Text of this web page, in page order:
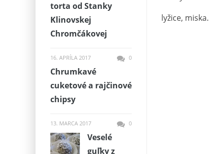
lyžice, miska.
torta od Stanky
Klinovskej
Chromčákovej
16. APRÍLA 2017 0
Chrumkavé
cuketové a rajčinové
chipsy
13. MARCA 2017 0
Veselé
guľky z